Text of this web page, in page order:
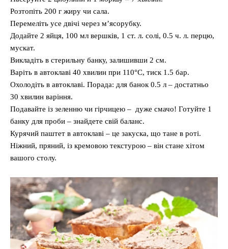
Розтопіть 200 г жиру чи сала.
Перемеліть усе двічі через м’ясорубку.
Додайте 2 яйця, 100 мл вершків, 1 ст. л. солі, 0.5 ч. л. перцю,
мускат.
Викладіть в стерильну банку, залишивши 2 см.
Варіть в автоклаві 40 хвилин при 110°C, тиск 1.5 бар.
Охолодіть в автоклаві. Порада: для банок 0.5 л – достатньо
30 хвилин варіння.
Подавайте із зеленню чи гірчицею – дуже смачо! Готуйте 1
банку для проби – знайдете свій баланс.
Курячий паштет в автоклаві – це закуска, що тане в роті.
Ніжний, пряний, із кремовою текстурою – він стане хітом
вашого столу.